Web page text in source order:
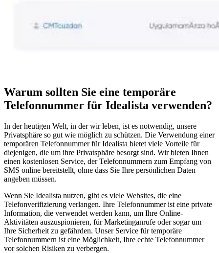
Warum sollten Sie eine temporäre
Telefonnummer für Idealista verwenden?
In der heutigen Welt, in der wir leben, ist es notwendig, unsere
Privatsphäre so gut wie möglich zu schützen. Die Verwendung einer
temporären Telefonnummer für Idealista bietet viele Vorteile für
diejenigen, die um ihre Privatsphäre besorgt sind. Wir bieten Ihnen
einen kostenlosen Service, der Telefonnummern zum Empfang von
SMS online bereitstellt, ohne dass Sie Ihre persönlichen Daten
angeben müssen.
Wenn Sie Idealista nutzen, gibt es viele Websites, die eine
Telefonverifizierung verlangen. Ihre Telefonnummer ist eine private
Information, die verwendet werden kann, um Ihre Online-
Aktivitäten auszuspionieren, für Marketinganrufe oder sogar um
Ihre Sicherheit zu gefährden. Unser Service für temporäre
Telefonnummern ist eine Möglichkeit, Ihre echte Telefonnummer
vor solchen Risiken zu verbergen.